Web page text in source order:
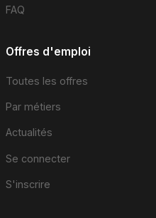
FAQ
Offres d'emploi
Toutes les offres
Par métiers
Actualités
Se connecter
S'inscrire